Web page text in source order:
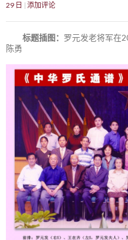
29 日
添加评论
标题插图： 罗元发老将军在
陈勇